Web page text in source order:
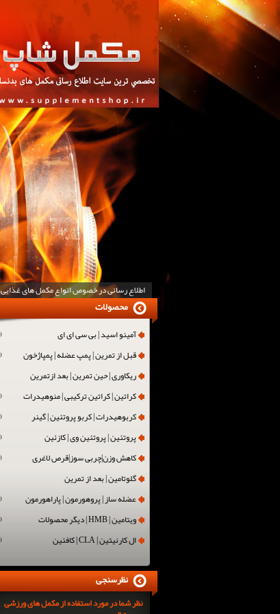
اطلاع رسانی در خصوص انواع مکمل های
آمینو اسید | بی سی ای ای (292)
قبل از تمرین | پمپ عضله | پمپاژخون (243)
ریکاوری | حین تمرین | بعد ازتمرین
کراتین | کراتین ترکیبی | منوهیدرات (170)
کربوهیدرات | کربو پروتئین | گینر (149)
پروتئین | پروتئین وی | کازئین (288)
کاهش وزن|چربی سوز|قرص لاغری (238)
گلوتامین | بعد از تمرین
عضله ساز | پروهورمون | پاراهورمون (154)
ویتامین | HMB | دیگر محصولات (555)
ال کارنیتین | CLA | کافئین (151)
محصولات
نظر شما در مورد استفاده از مکمل های ورزشی
نظرسنجی